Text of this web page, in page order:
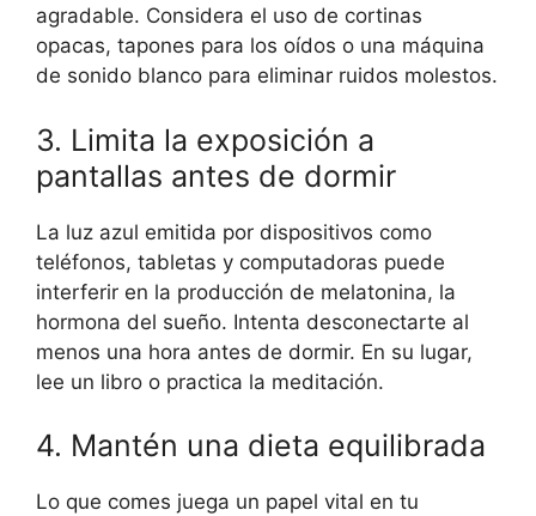
agradable. Considera el uso de cortinas
opacas, tapones para los oídos o una máquina
de sonido blanco para eliminar ruidos molestos.
3. Limita la exposición a
pantallas antes de dormir
La luz azul emitida por dispositivos como
teléfonos, tabletas y computadoras puede
interferir en la producción de melatonina, la
hormona del sueño. Intenta desconectarte al
menos una hora antes de dormir. En su lugar,
lee un libro o practica la meditación.
4. Mantén una dieta equilibrada
Lo que comes juega un papel vital en tu